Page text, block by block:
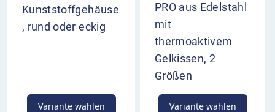
Kunststoffgehäuse
, rund oder eckig
Variante wählen
PRO aus Edelstahl
mit
thermoaktivem
Gelkissen, 2
Größen
Variante wählen